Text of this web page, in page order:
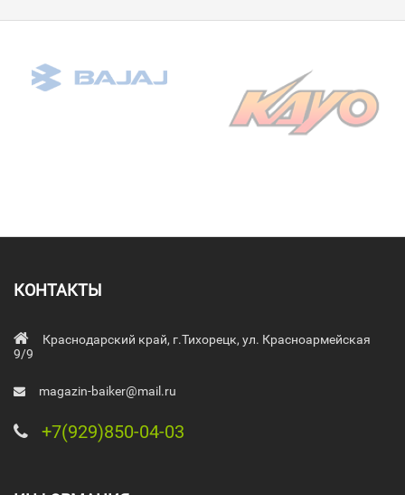
КОНТАКТЫ
Краснодарский край, г.Тихорецк, ул. Красноармейская
9/9
magazin-baiker@mail.ru
+7(929)850-04-03